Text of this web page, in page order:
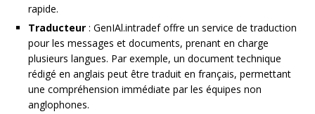
rapide.
Traducteur : GenIAl.intradef offre un service de traduction
pour les messages et documents, prenant en charge
plusieurs langues. Par exemple, un document technique
rédigé en anglais peut être traduit en français, permettant
une compréhension immédiate par les équipes non
anglophones.